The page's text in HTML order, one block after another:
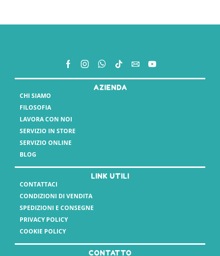
AZIENDA
CHI SIAMO
FILOSOFIA
LAVORA CON NOI
SERVIZIO IN STORE
SERVIZIO ONLINE
BLOG
LINK UTILI
CONTATTACI
CONDIZIONI DI VENDITA
SPEDIZIONI E CONSEGNE
PRIVACY POLICY
COOKIE POLICY
CONTATTO